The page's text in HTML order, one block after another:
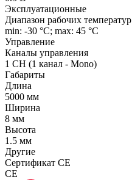
Эксплуатационные
Диапазон рабочих температур
min: -30 °C; max: 45 °C
Управление
Каналы управления
1 CH (1 канал - Mono)
Габариты
Длина
5000 мм
Ширина
8 мм
Высота
1.5 мм
Другие
Сертификат CE
CE